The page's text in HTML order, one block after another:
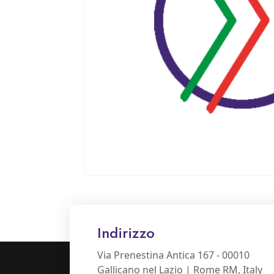
Indirizzo
Via Prenestina Antica 167 - 00010
Gallicano nel Lazio | Rome RM, Italy